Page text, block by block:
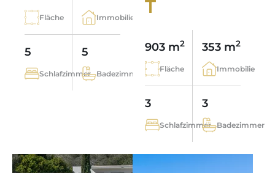
Fläche Immobilie
5
Schlafzimmer
5
Badezimmer
T
903 m2
Fläche
353 m2
Immobilie
3
Schlafzimmer
3
Badezimmer